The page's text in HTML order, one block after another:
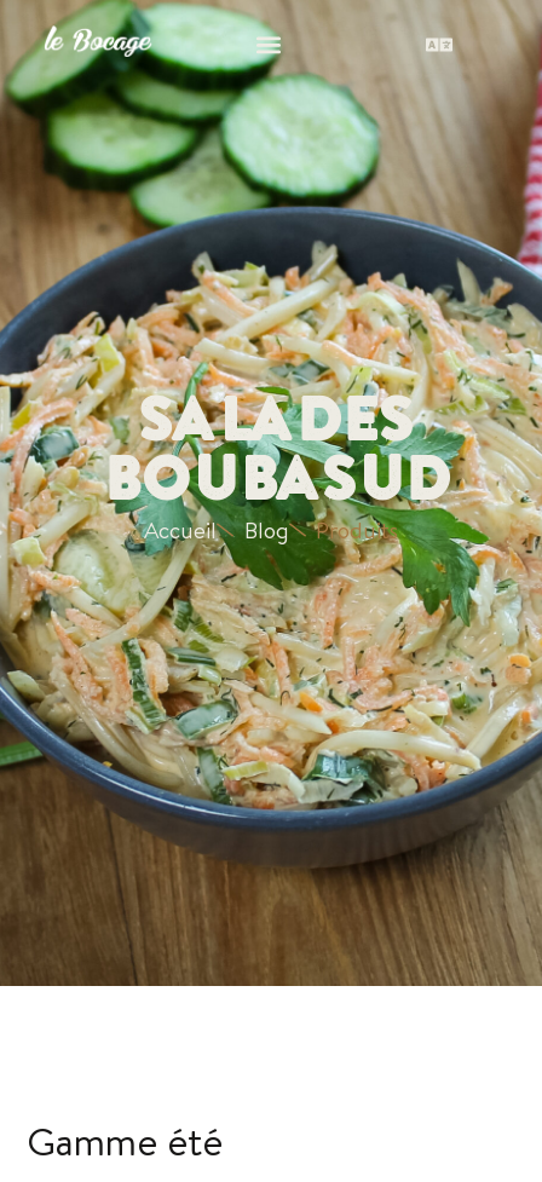
Salades
Boubasud
Accueil Blog Produits
Gamme été